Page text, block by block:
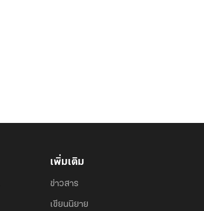
เพิ่มเติม
ข่าวสาร
เขียนนิยาย